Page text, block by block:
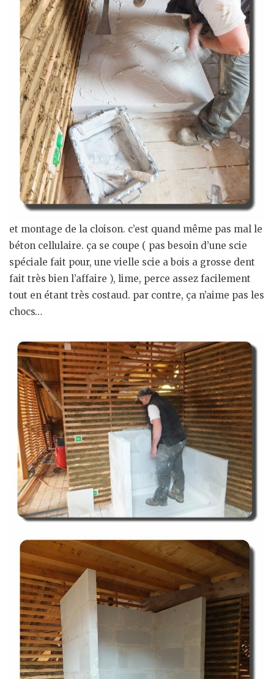
et montage de la cloison. c’est quand même pas mal le
béton cellulaire. ça se coupe ( pas besoin d’une scie
spéciale fait pour, une vielle scie a bois a grosse dent
fait très bien l’affaire ), lime, perce assez facilement
tout en étant très costaud. par contre, ça n’aime pas les
chocs…